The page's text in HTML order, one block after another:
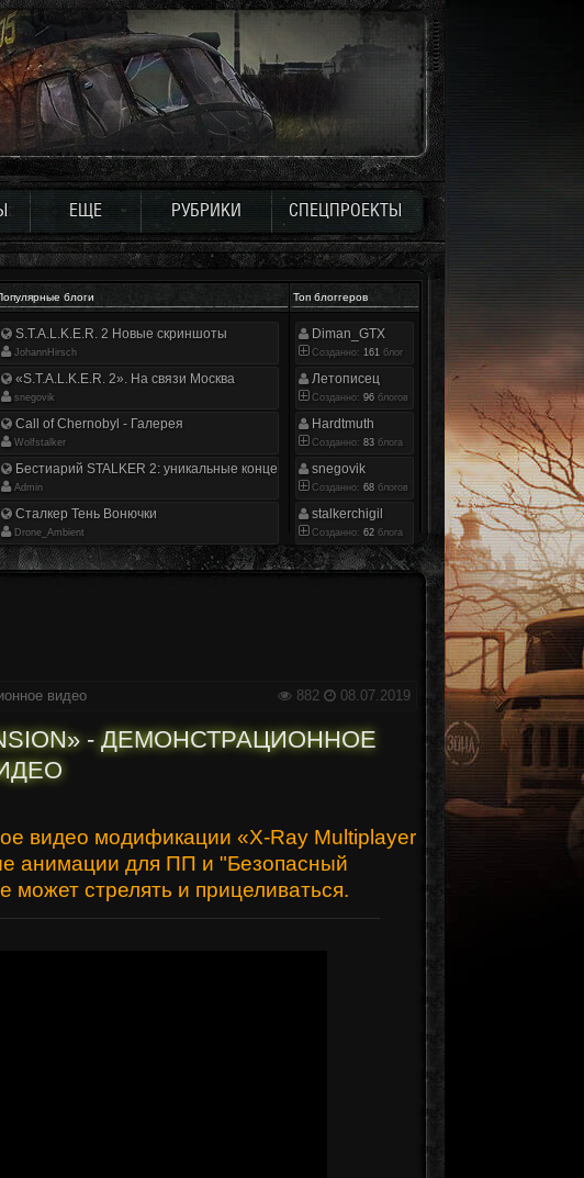
ЕЩЕ РУБРИКИ СПЕЦПРОЕКТЫ
блоги Топ блоггеров
S.T.A.L.K.E.R. 2 Новые скриншоты
JohannHirsch
«S.T.A.L.K.E.R. 2». На связи Москва
snegovik
Call of Chernobyl - Галерея
Wolfstalker
Бестиарий STALKER 2: уникальные концепт-арты
Аdmin
Сталкер Тень Вонючки
Drone_Ambient
Diman_GTX
Созданно: 161 блог
Летописец
Созданно: 96 блогов
Hardtmuth
Созданно: 83 блога
snegovik
Созданно: 68 блогов
stalkerchigil
Созданно: 62 блога
882 08.07.2019
видео
- ДЕМОНСТРАЦИОННОЕ
видео модификации «X-Ray Multiplayer
анимации для ПП и "Безопасный
стрелять и прицеливаться.